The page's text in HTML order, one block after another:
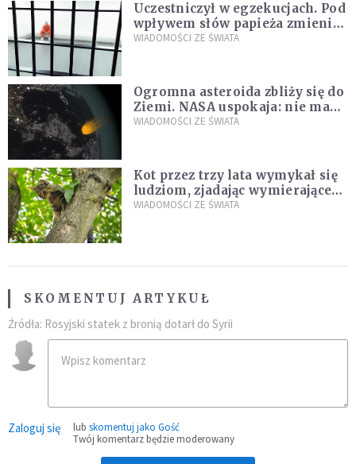
Uczestniczył w egzekucjach. Pod
wpływem słów papieża zmienił
zdanie
WIADOMOŚCI ZE ŚWIATA
Ogromna asteroida zbliży się do
Ziemi. NASA uspokaja: nie ma
zagrożenia
WIADOMOŚCI ZE ŚWIATA
Kot przez trzy lata wymykał się
ludziom, zjadając wymierające
kaczki. W końcu popełnił
WIADOMOŚCI ZE ŚWIATA
SKOMENTUJ ARTYKUŁ
Źródła: Rosyjski statek z bronią dotarł do Syrii
Zaloguj się lub skomentuj jako Gość
Twój komentarz będzie moderowany